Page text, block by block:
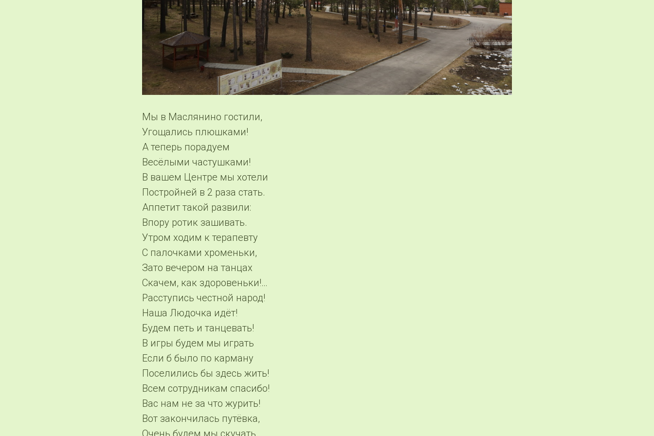
Мы в Маслянино гостили,
Угощались плюшками!
А теперь порадуем
Весёлыми частушками!
В вашем Центре мы хотели
Постройней в 2 раза стать.
Аппетит такой развили:
Впору ротик зашивать.
Утром ходим к терапевту
С палочками хроменьки,
Зато вечером на танцах
Скачем, как здоровеньки!…
Расступись честной народ!
Наша Людочка идёт!
Будем петь и танцевать!
В игры будем мы играть
Если б было по карману
Поселились бы здесь жить!
Всем сотрудникам спасибо!
Вас нам не за что журить!
Вот закончилась путёвка,
Очень будем мы скучать.